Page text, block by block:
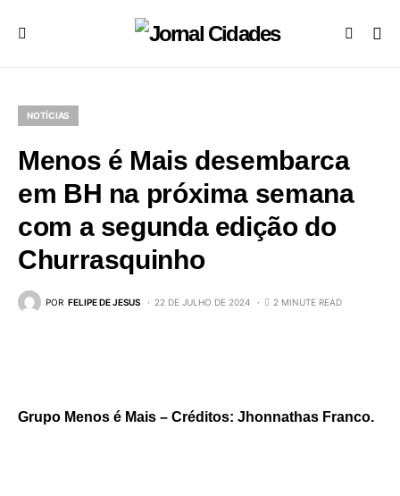
NOTÍCIAS
Menos é Mais desembarca
em BH na próxima semana
com a segunda edição do
Churrasquinho
POR FELIPE DE JESUS 22 DE JULHO DE 2024 2 MINUTE READ
Grupo Menos é Mais – Créditos: Jhonnathas Franco.